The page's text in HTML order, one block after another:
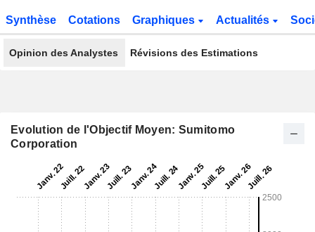
Synthèse Cotations Graphiques Actualités
Opinion des Analystes Révisions des Estimations
Evolution de l'Objectif Moyen: Sumitomo
Corporation